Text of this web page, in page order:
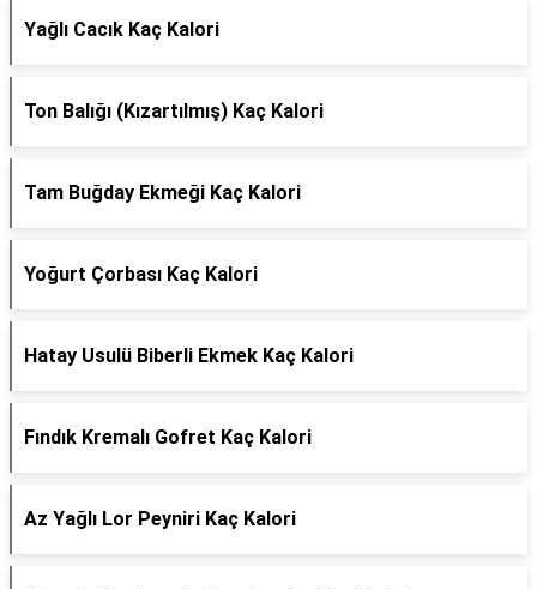
Yağlı Cacık Kaç Kalori
Ton Balığı (Kızartılmış) Kaç Kalori
Tam Buğday Ekmeği Kaç Kalori
Yoğurt Çorbası Kaç Kalori
Hatay Usulü Biberli Ekmek Kaç Kalori
Fındık Kremalı Gofret Kaç Kalori
Az Yağlı Lor Peyniri Kaç Kalori